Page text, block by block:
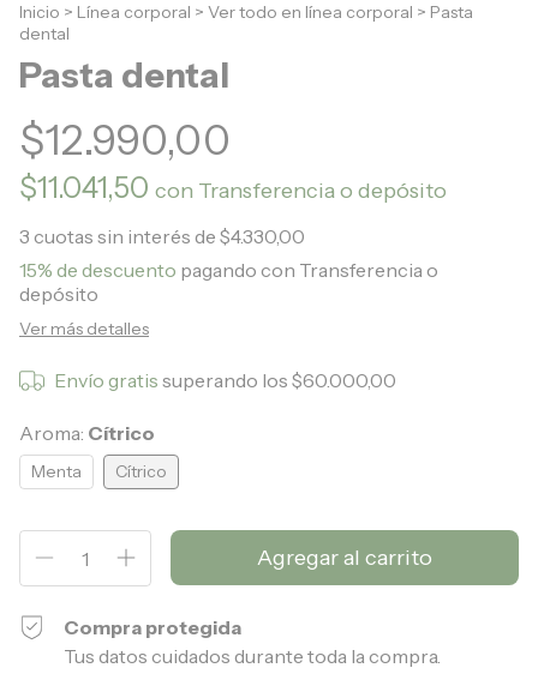
Inicio > Línea corporal > Ver todo en línea corporal > Pasta
dental
Pasta dental
$12.990,00
$11.041,50 con Transferencia o depósito
3 cuotas sin interés de $4.330,00
15% de descuento pagando con Transferencia o
depósito
Ver más detalles
Envío gratis superando los$60.000,00
Aroma: Cítrico
Menta Cítrico
Compra protegida
Tus datos cuidados durante toda la compra.